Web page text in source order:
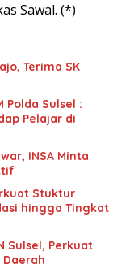
Sawal. (*)
Terima SK
Polda Sulsel :
Pelajar di
INSA Minta
Stuktur
hingga Tingkat
Sulsel, Perkuat